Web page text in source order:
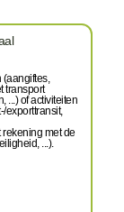
(aangiftes,
transport
...) of activiteiten
exporttransit,
met de
...).